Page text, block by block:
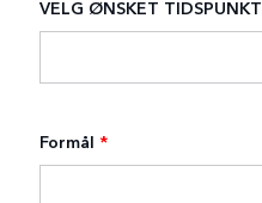
VELG ØNSKET TIDSPUNKT
Formål *